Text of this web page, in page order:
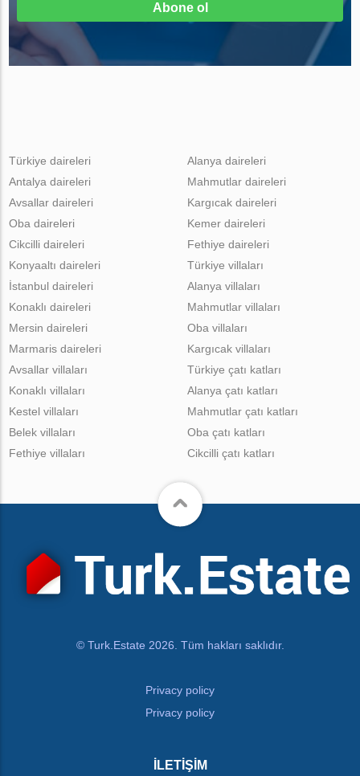
Abone ol
Türkiye daireleri
Antalya daireleri
Avsallar daireleri
Oba daireleri
Cikcilli daireleri
Alanya daireleri
Mahmutlar daireleri
Kargıcak daireleri
Kemer daireleri
Fethiye daireleri
Konyaaltı daireleri
İstanbul daireleri
Konaklı daireleri
Mersin daireleri
Marmaris daireleri
Türkiye villaları
Alanya villaları
Mahmutlar villaları
Oba villaları
Kargıcak villaları
Avsallar villaları
Konaklı villaları
Kestel villaları
Belek villaları
Fethiye villaları
Türkiye çatı katları
Alanya çatı katları
Mahmutlar çatı katları
Oba çatı katları
Cikcilli çatı katları
© Turk.Estate 2026. Tüm hakları saklıdır.
Privacy policy
Privacy policy
İLETIŞIM